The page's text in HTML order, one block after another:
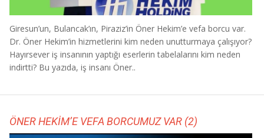
Giresun’un, Bulancak’ın, Piraziz’in Öner Hekim’e vefa borcu var.
Dr. Öner Hekim’in hizmetlerini kim neden unutturmaya çalışıyor?
Hayırsever iş insanının yaptığı eserlerin tabelalarını kim neden
indirtti? Bu yazıda, iş insanı Öner..
ÖNER HEKİM’E VEFA BORCUMUZ VAR (2)